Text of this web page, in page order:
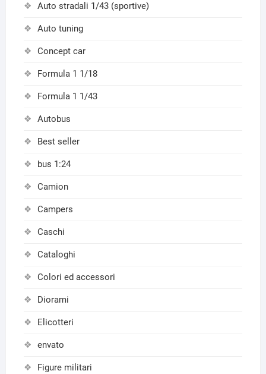
Auto stradali 1/43 (sportive)
Auto tuning
Concept car
Formula 1 1/18
Formula 1 1/43
Autobus
Best seller
bus 1:24
Camion
Campers
Caschi
Cataloghi
Colori ed accessori
Diorami
Elicotteri
envato
Figure militari